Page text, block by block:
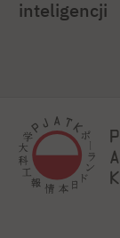
inteligencji